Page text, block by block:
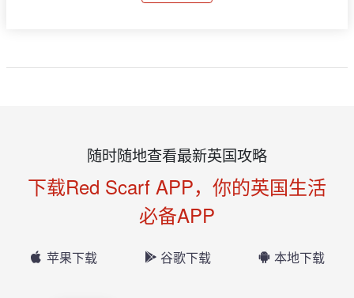
随时随地查看最新英国攻略
下载Red Scarf APP，你的英国生活
必备APP
苹果下载 谷歌下载 本地下载